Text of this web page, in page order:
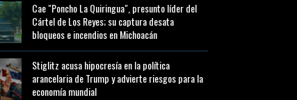
Cae "Poncho La Quiringua", presunto líder del
Cártel de Los Reyes; su captura desata
bloqueos e incendios en Michoacán
Stiglitz acusa hipocresía en la política
arancelaria de Trump y advierte riesgos para la
economía mundial